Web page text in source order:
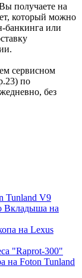
получаете на
который можно
банкинга или
сервисном
по
без
Tunland V9
Вкладыша на
на Lexus
"Raprot-300"
на Foton Tunland